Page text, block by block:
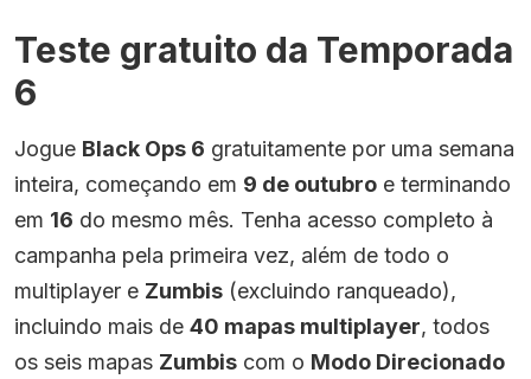
Teste gratuito da Temporada
6
Jogue Black Ops 6 gratuitamente por uma semana
inteira, começando em 9 de outubro e terminando
em 16 do mesmo mês. Tenha acesso completo à
campanha pela primeira vez, além de todo o
multiplayer e Zumbis (excluindo ranqueado),
incluindo mais de 40 mapas multiplayer, todos
os seis mapas Zumbis com o Modo Direcionado